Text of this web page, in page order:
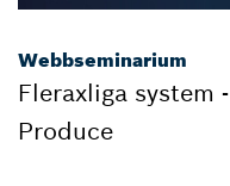
Webbseminarium
Fleraxliga system
Produce